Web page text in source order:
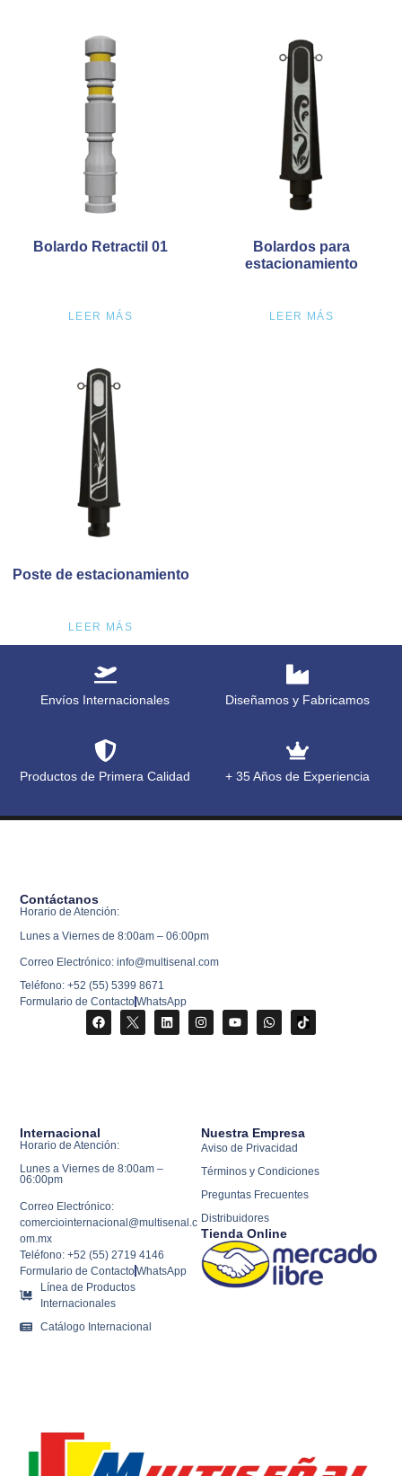
Bolardo Retractil 01
LEER MÁS
Bolardos para
estacionamiento
LEER MÁS
Poste de estacionamiento
LEER MÁS
Envíos Internacionales Diseñamos y Fabricamos
Productos de Primera Calidad + 35 Años de Experiencia
Nuestra Empresa
Aviso de Privacidad
Términos y Condiciones
Preguntas Frecuentes
Distribuidores
Tienda Online
Internacional
Horario de Atención:
Lunes a Viernes de 8:00am –
06:00pm
Correo Electrónico:
comerciointernacional@multisenal.c
om.mx
Teléfono: +52 (55) 2719 4146
Formulario de ContactoWhatsApp
Línea de Productos
Internacionales
Catálogo Internacional
Contáctanos
Horario de Atención:
Lunes a Viernes de 8:00am – 06:00pm
Correo Electrónico: info@multisenal.com
Teléfono: +52 (55) 5399 8671
Formulario de ContactoWhatsApp